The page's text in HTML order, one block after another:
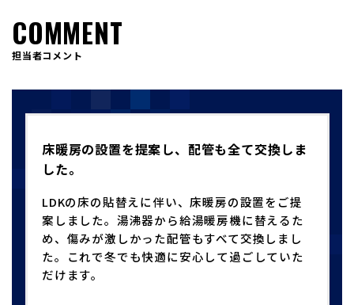
COMMENT
担当者コメント
床暖房の設置を提案し、配管も全て交換しま
した。
LDKの床の貼替えに伴い、床暖房の設置をご提
案しました。湯沸器から給湯暖房機に替えるた
め、傷みが激しかった配管もすべて交換しまし
た。これで冬でも快適に安心して過ごしていた
だけます。